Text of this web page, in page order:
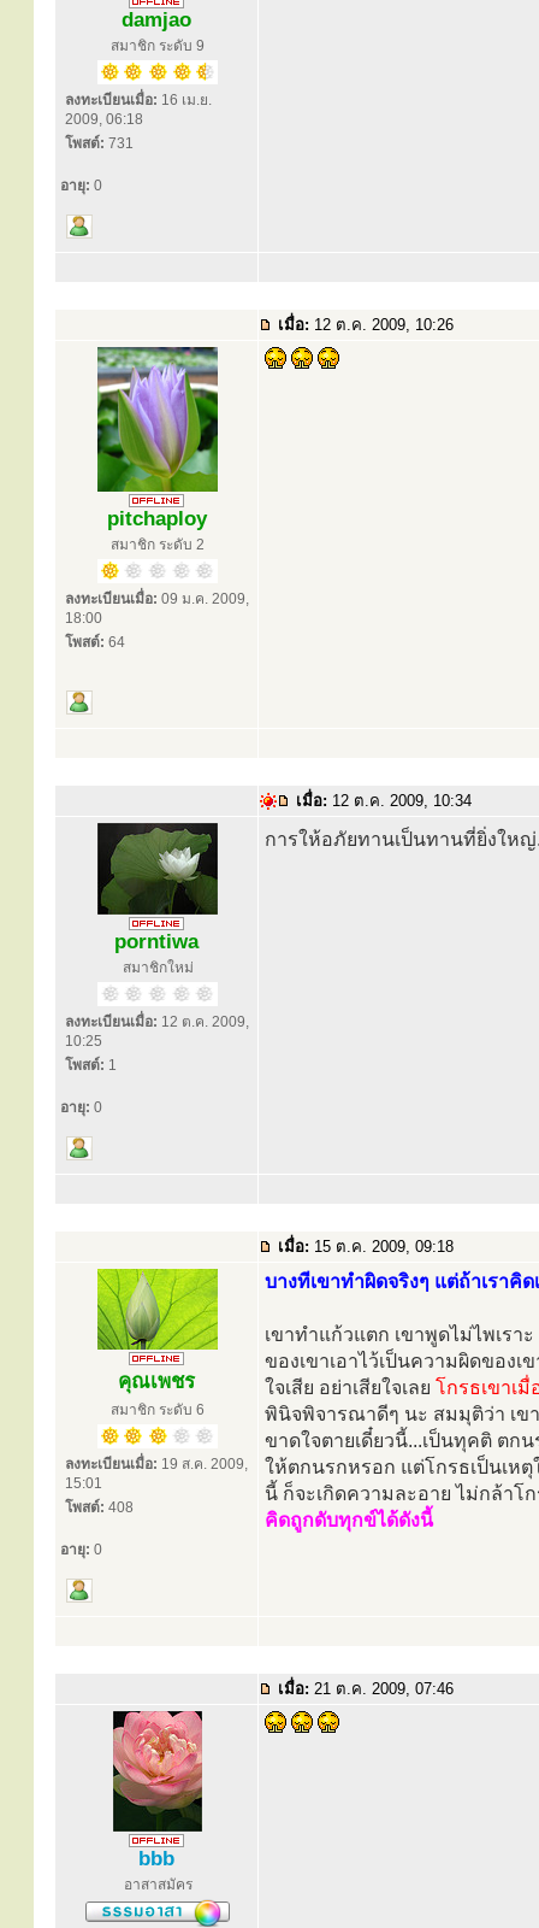
damjao
สมาชิก ระดับ 9
ลงทะเบียนเมื่อ: 16 เม.ย.
2009, 06:18
โพสต์: 731
อายุ: 0
เมื่อ: 12 ต.ค. 2009, 10:26
pitchaploy
สมาชิก ระดับ 2
ลงทะเบียนเมื่อ: 09 ม.ค. 2009,
18:00
โพสต์: 64
เมื่อ: 12 ต.ค. 2009, 10:34
porntiwa
สมาชิกใหม่
ลงทะเบียนเมื่อ: 12 ต.ค. 2009,
10:25
โพสต์: 1
อายุ: 0
การให้อภัยทานเป็นทานที่ยิ่งให
เมื่อ: 15 ต.ค. 2009, 09:18
คุณเพชร
สมาชิก ระดับ 6
ลงทะเบียนเมื่อ: 19 ส.ค. 2009,
15:01
โพสต์: 408
อายุ: 0
บางทีเขาทำผิดจริงๆ แต่ถ้าเราคิ
เขาทำแก้วแตก เขาพูดไม่ไพเรา
ของเขาเอาไว้เป็นความผิดของเ
ใจเสีย อย่าเสียใจเลย โกรธเขาเ
พินิจพิจารณาดีๆ นะ สมมุติว่า เข
ขาดใจตายเดี๋ยวนี้...เป็นทุคติ ตกน
ให้ตกนรกหรอก แต่โกรธเป็นเห
นี้ ก็จะเกิดความละอาย ไม่กล้าโ
คิดถูกดับทุกข์ได้ดังนี้
เมื่อ: 21 ต.ค. 2009, 07:46
bbb
อาสาสมัคร